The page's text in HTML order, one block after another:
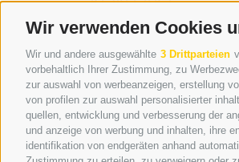
Wir verwenden Cookies
Wir und andere ausgewählte 3 Drittparteien
vorbehaltlich Ihrer Zustimmung, zu
zur auswahl von werbeanzeigen, erstellung
von profilen zur auswahl personalisierter
quellen, entwicklung und verbesserung der
und anzeige von werbung und inhalten, ihre
identifikation von endgeräten anhand
WIPP-MEDIA GMBH
DER ERKER
NEUSTADT 20A
I-39049 STERZING
TEL.: +39 0472 766876